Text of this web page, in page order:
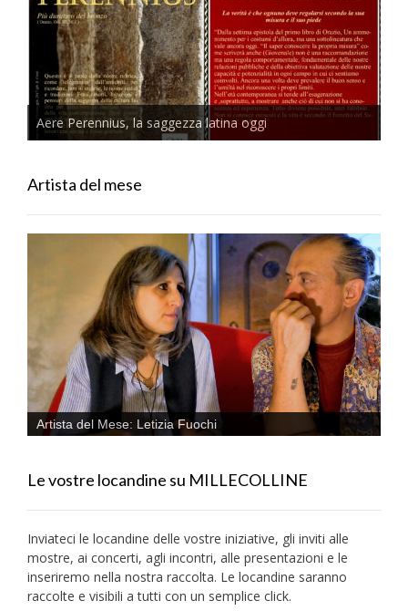
Aere Perennius, la saggezza latina oggi
Artista del mese
Artista del Mese: Letizia Fuochi
Le vostre locandine su MILLECOLLINE
Inviateci le locandine delle vostre iniziative, gli inviti alle
mostre, ai concerti, agli incontri, alle presentazioni e le
inseriremo nella nostra raccolta. Le locandine saranno
raccolte e visibili a tutti con un semplice click.